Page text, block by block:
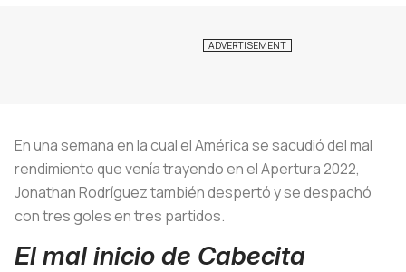
En una semana en la cual el América se sacudió del mal
rendimiento que venía trayendo en el Apertura 2022,
Jonathan Rodríguez también despertó y se despachó
con tres goles en tres partidos.
El mal inicio de Cabecita